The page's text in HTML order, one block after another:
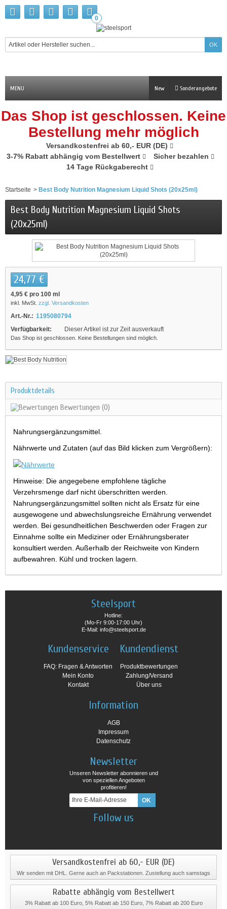
0
MENU Sonderangebote
New
Das Shop ist geschlossen. Keine
Bestellung mehr möglich
Versandkostenfrei ab 60,- EUR (DE)
3-7% Rabatt abhängig vom Bestellwert
Sicher bezahlen
14 Tage Rückgaberecht
Startseite > Best Body Nutrition Magnesium Liquid Shots (20x25ml)
Best Body Nutrition Magnesium Liquid Shots
(20x25ml)
24,77 €
4,95 € pro 100 ml
inkl. MwSt. zzgl. Versandkosten
Art.-Nr.: 1195080794
Verfügbarkeit:
Dieser Artikel ist zur Zeit ausverkauft
Das Shop ist geschlossen. Keine Bestellungen sind möglich.
Produktdetails
Bewertungen (0)
Nahrungsergänzungsmittel.
Nährwerte und Zutaten (auf das Bild klicken zum Vergrößern):
Hinweise: Die angegebene empfohlene tägliche
Verzehrsmenge darf nicht überschritten werden.
Nahrungsergänzungsmittel sollten nicht als Ersatz für eine
ausgewogene und abwechslungsreiche Ernährung verwendet
werden. Bei gesundheitlichen Beschwerden oder Fragen zur
Einnahme sollte ein Mediziner oder Ernährungsberater
konsultiert werden. Außerhalb der Reichweite von Kindern
aufbewahren. Kühl und trocken lagern.
Steelsport
Hotline:
(Mo-Fr 9:00-17:00 Uhr)
E-Mail: info@steelsport.de
Kundenservice
FAQ: Fragen & Antworten
Mein Konto
Kontakt
Kundendienst
Produktbewertungen
Zahlung/Versand
Über uns
Information
AGB
Impressum
Datenschutz
Newsletter
Unseren Newsletter abonnieren und
von speziellen Angeboten
profitieren!
Follow us
Versandkostenfrei ab 60,- EUR (DE)
Wir senden mit DHL. Gerne auch an Packstationen. Zustellung auch samstags
Rabatte abhängig vom Bestellwert
3% Rabatt ab 100 Euro, 5% Rabatt ab 150 Euro, 7% Rabatt ab 200 Euro